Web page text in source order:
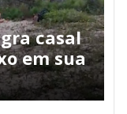
casal
em sua